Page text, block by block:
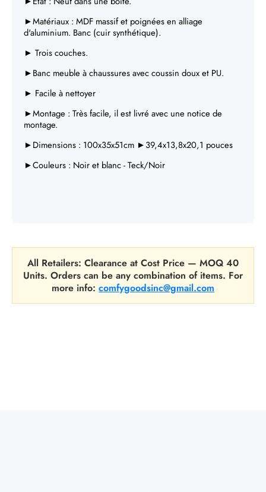
►Matériaux : MDF massif et poignées en alliage
d'aluminium. Banc (cuir synthétique).
► Trois couches.
►Banc meuble à chaussures avec coussin doux et PU.
► Facile à nettoyer
►Montage : Très facile, il est livré avec une notice de
montage.
►Dimensions : 100x35x51cm ►39,4x13,8x20,1 pouces
►Couleurs : Noir et blanc -Teck/Noir
All Retailers: Clearance at Cost Price — MOQ 40
Units. Orders can be any combination of items. For
more info: comfygoodsinc@gmail.com